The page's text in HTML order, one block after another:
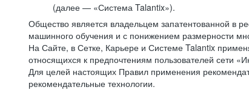
(далее — «Система Talantix»).
Общество является владельцем запатентованной в
машинного обучения и с понижением размерности
На Сайте, в Сетке, Карьере и Системе Talantix
относящихся к предпочтениям пользователей сети
Для целей настоящих Правил применения
рекомендательные технологии.